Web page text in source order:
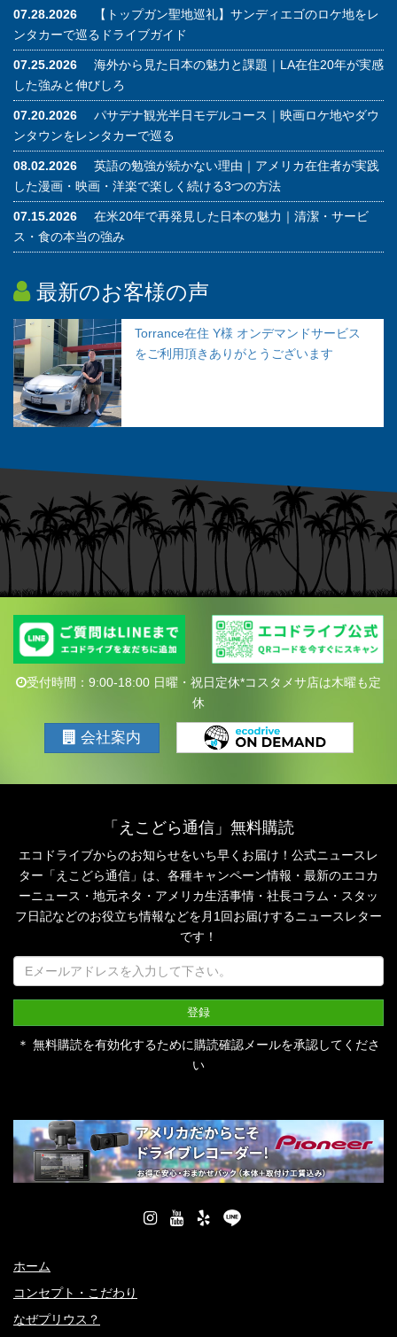
07.28.2026
【トップガン聖地巡礼】サンディエゴのロケ地をレ
ンタカーで巡るドライブガイド
07.25.2026
海外から見た日本の魅力と課題｜LA在住20年が実感
した強みと伸びしろ
07.20.2026
パサデナ観光半日モデルコース｜映画ロケ地やダウ
ンタウンをレンタカーで巡る
08.02.2026
英語の勉強が続かない理由｜アメリカ在住者が実践
した漫画・映画・洋楽で楽しく続ける3つの方法
07.15.2026
在米20年で再発見した日本の魅力｜清潔・サービ
ス・食の本当の強み
最新のお客様の声
Torrance在住 Y様 オンデマンドサービス
をご利用頂きありがとうございます
受付時間：9:00-18:00 日曜・祝日定休*コスタメサ店は木曜も定
休
会社案内
「えこどら通信」無料購読
エコドライブからのお知らせをいち早くお届け！公式ニュースレ
ター「えこどら通信」は、 各種キャンペーン情報・最新のエコカ
ーニュース・地元ネタ・アメリカ生活事情・社長コラム・ スタッ
フ日記などのお役立ち情報などを月1回お届けするニュースレター
です！
＊ 無料購読を有効化するために購読確認メールを承認してくださ
い
ホーム
コンセプト・こだわり
なぜプリウス？